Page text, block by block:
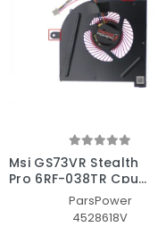
Msi GS73VR Stealth
Pro 6RF-038TR Cpu
Fan - İşlemci Fanı
ParsPower
4528618V